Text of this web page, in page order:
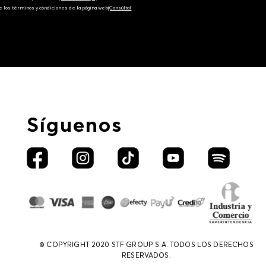
los términos y condiciones de la página web‎(Consúltal
Síguenos
© COPYRIGHT 2020 STF GROUP S.A. TODOS LOS DERECHOS
RESERVADOS.